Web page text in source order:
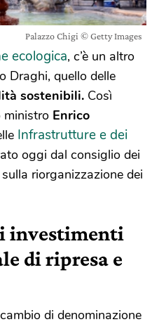
Palazzo Chigi © Getty Images
ecologica, c’è un altro
Draghi, quello delle
sostenibili. Così
ministro Enrico
Infrastrutture e dei
oggi dal consiglio dei
riorganizzazione dei
investimenti
di ripresa e
di denominazione